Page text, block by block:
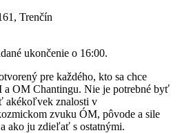
Trenčín
ukončenie o 16:00.
pre každého, kto sa chce
OM Chantingu. Nie je potrebné byť
akékoľvek znalosti v
zvuku ÓM, pôvode a sile
ako ju zdieľať s ostatnými.